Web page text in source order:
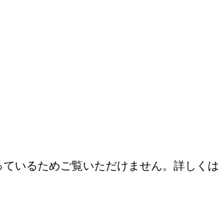
いるためご覧いただけません。詳しくは